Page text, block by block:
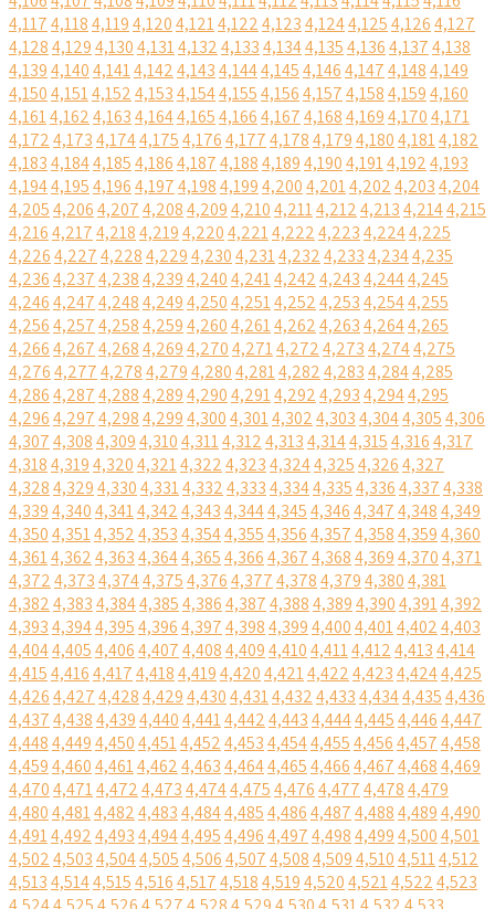
4,1174,1184,1194,1204,1214,1224,1234,1244,1254,1264,127
4,1284,1294,1304,1314,1324,1334,1344,1354,1364,1374,138
4,1394,1404,1414,1424,1434,1444,1454,1464,1474,1484,149
4,1504,1514,1524,1534,1544,1554,1564,1574,1584,1594,160
4,1614,1624,1634,1644,1654,1664,1674,1684,1694,1704,171
4,1724,1734,1744,1754,1764,1774,1784,1794,1804,1814,182
4,1834,1844,1854,1864,1874,1884,1894,1904,1914,1924,193
4,1944,1954,1964,1974,1984,1994,2004,2014,2024,2034,204
4,2054,2064,2074,2084,2094,2104,2114,2124,2134,2144,215
4,2164,2174,2184,2194,2204,2214,2224,2234,2244,225
4,2264,2274,2284,2294,2304,2314,2324,2334,2344,235
4,2364,2374,2384,2394,2404,2414,2424,2434,2444,245
4,2464,2474,2484,2494,2504,2514,2524,2534,2544,255
4,2564,2574,2584,2594,2604,2614,2624,2634,2644,265
4,2664,2674,2684,2694,2704,2714,2724,2734,2744,275
4,2764,2774,2784,2794,2804,2814,2824,2834,2844,285
4,2864,2874,2884,2894,2904,2914,2924,2934,2944,295
4,2964,2974,2984,2994,3004,3014,3024,3034,3044,3054,306
4,3074,3084,3094,3104,3114,3124,3134,3144,3154,3164,317
4,3184,3194,3204,3214,3224,3234,3244,3254,3264,327
4,3284,3294,3304,3314,3324,3334,3344,3354,3364,3374,338
4,3394,3404,3414,3424,3434,3444,3454,3464,3474,3484,349
4,3504,3514,3524,3534,3544,3554,3564,3574,3584,3594,360
4,3614,3624,3634,3644,3654,3664,3674,3684,3694,3704,371
4,3724,3734,3744,3754,3764,3774,3784,3794,3804,381
4,3824,3834,3844,3854,3864,3874,3884,3894,3904,3914,392
4,3934,3944,3954,3964,3974,3984,3994,4004,4014,4024,403
4,4044,4054,4064,4074,4084,4094,4104,4114,4124,4134,414
4,4154,4164,4174,4184,4194,4204,4214,4224,4234,4244,425
4,4264,4274,4284,4294,4304,4314,4324,4334,4344,4354,436
4,4374,4384,4394,4404,4414,4424,4434,4444,4454,4464,447
4,4484,4494,4504,4514,4524,4534,4544,4554,4564,4574,458
4,4594,4604,4614,4624,4634,4644,4654,4664,4674,4684,469
4,4704,4714,4724,4734,4744,4754,4764,4774,4784,479
4,4804,4814,4824,4834,4844,4854,4864,4874,4884,4894,490
4,4914,4924,4934,4944,4954,4964,4974,4984,4994,5004,501
4,5024,5034,5044,5054,5064,5074,5084,5094,5104,5114,512
4,5134,5144,5154,5164,5174,5184,5194,5204,5214,5224,523